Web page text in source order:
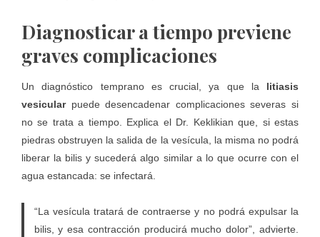
Diagnosticar a tiempo previene
graves complicaciones
Un diagnóstico temprano es crucial, ya que la litiasis
vesicularpuede desencadenar complicaciones severas si
no se trata a tiempo. Explica el Dr. Keklikian que, si estas
piedras obstruyen la salida de la vesícula, la misma no podrá
liberar la bilis y sucederá algo similar a lo que ocurre con el
agua estancada: se infectará.
“La vesícula tratará de contraerse y no podrá expulsar la
bilis, y esa contracción producirá mucho dolor”, advierte.